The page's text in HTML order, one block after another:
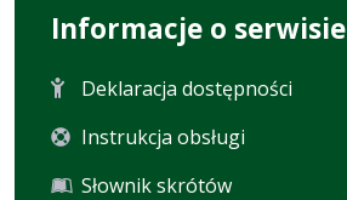
Informacje o serwisie
Deklaracja dostępności
Instrukcja obsługi
Słownik skrótów